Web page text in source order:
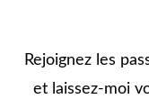
Rejoignez les
et laissez-moi